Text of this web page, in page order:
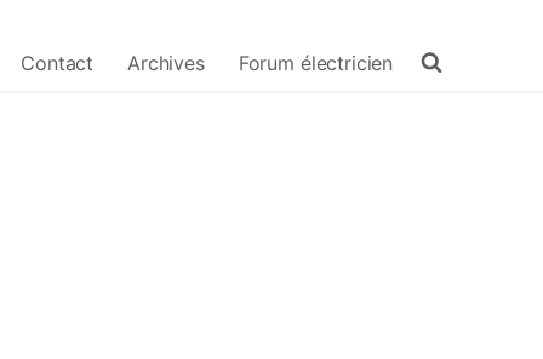
Contact Archives Forum électricien